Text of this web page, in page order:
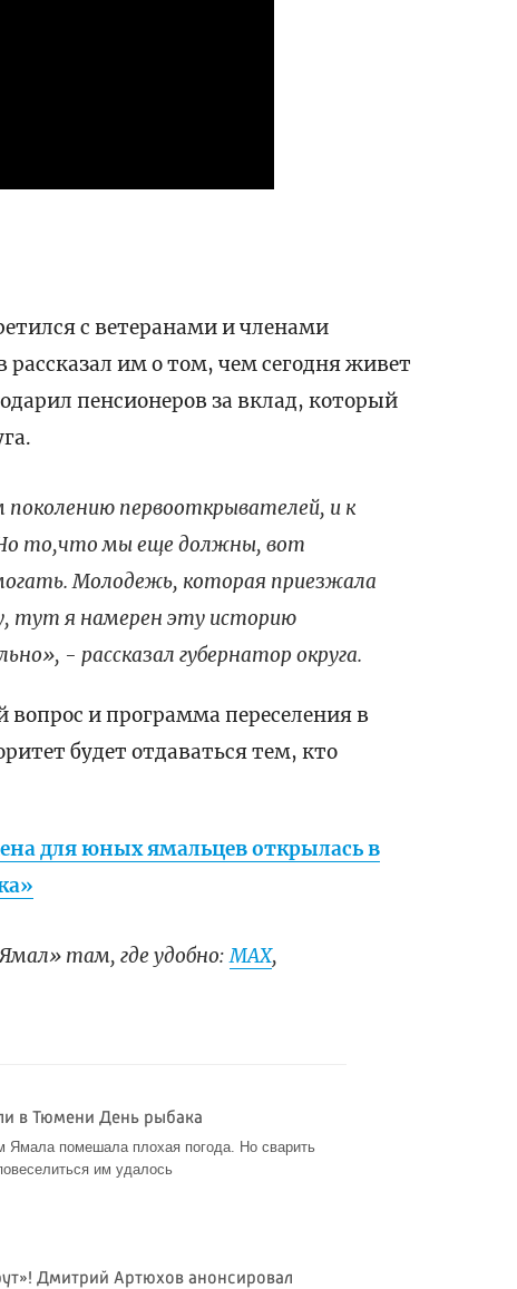
с ветеранами и членами
им о том, чем сегодня живет
пенсионеров за вклад, который
первооткрывателей, и к
то,что мы еще должны, вот
Молодежь, которая приезжала
тут я намерен эту историю
- рассказал губернатор округа.
и программа переселения в
будет отдаваться тем, кто
для юных ямальцев открылась в
там, где удобно:МАХ,
в Тюмени День рыбака
Ямала помешала плохая погода. Но сварить
им удалось
Дмитрий Артюхов анонсировал